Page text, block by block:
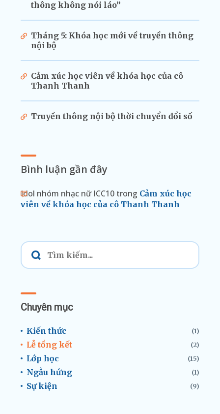
thông không nói láo”
Tháng 5: Khóa học mới về truyền thông
nội bộ
Cảm xúc học viên về khóa học của cô
Thanh Thanh
Truyền thông nội bộ thời chuyển đổi số
Bình luận gần đây
Idol nhóm nhạc nữ ICC10 trong Cảm xúc học
viên về khóa học của cô Thanh Thanh
Chuyên mục
Kiến thức (1)
Lễ tổng kết (2)
Lớp học (15)
Ngẫu hứng (1)
Sự kiện (9)